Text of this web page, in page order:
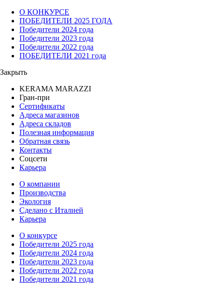
О КОНКУРСЕ
ПОБЕДИТЕЛИ 2025 ГОДА
Победители 2024 года
Победители 2023 года
Победители 2022 года
ПОБЕДИТЕЛИ 2021 года
Закрыть
KERAMA MARAZZI
Гран-при
Сертификаты
Адреса магазинов
Адреса складов
Полезная информация
Обратная связь
Контакты
Соцсети
Карьера
О компании
Производства
Экология
Сделано с Италией
Карьера
О конкурсе
Победители 2025 года
Победители 2024 года
Победители 2023 года
Победители 2022 года
Победители 2021 года